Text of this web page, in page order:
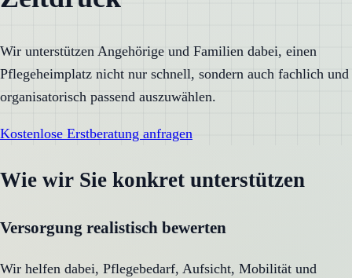
Wir unterstützen Angehörige und Familien dabei, einen
Pflegeheimplatz nicht nur schnell, sondern auch fachlich und
organisatorisch passend auszuwählen.
Kostenlose Erstberatung anfragen
Wie wir Sie konkret unterstützen
Versorgung realistisch bewerten
Wir helfen dabei, Pflegebedarf, Aufsicht, Mobilität und